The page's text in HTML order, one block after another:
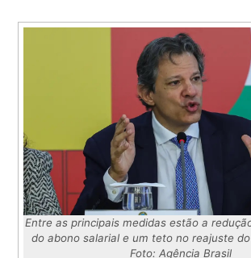
Entre as principais medidas estão a
do abono salarial e um teto no reajuste
Foto: Agência Brasil